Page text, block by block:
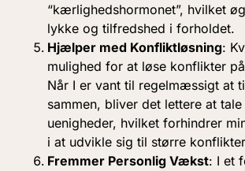
“kærlighedshormonet”, hvilket
lykke og tilfredshed i forholdet.
Hjælper med Konfliktløsning:
mulighed for at løse konflikter
Når I er vant til regelmæssigt at
sammen, bliver det lettere at
uenigheder, hvilket forhindrer
i at udvikle sig til større
Fremmer Personlig Vækst: I et